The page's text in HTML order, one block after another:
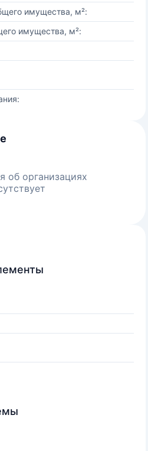
имущества, м²:
имущества, м²:
об организациях